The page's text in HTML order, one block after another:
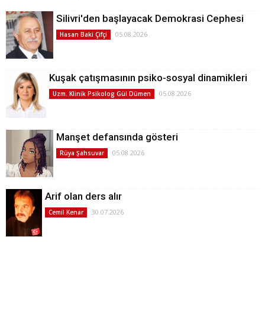
Silivri'den başlayacak Demokrasi Cephesi
Hasan Baki Çifçi 05.08.2026
Kuşak çatışmasının psiko-sosyal dinamikleri
Uzm. Klinik Psikolog Gül Dümen 05.08.2026
Manşet defansında gösteri
Rüya Şahsuvar 05.08.2026
Arif olan ders alır
Cemil Kenar 30.07.2026